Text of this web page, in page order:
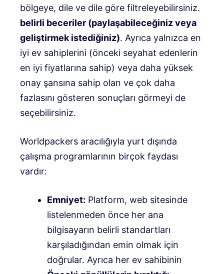
bölgeye, dile ve dile göre filtreleyebilirsiniz.
belirli beceriler (paylaşabileceğiniz veya
geliştirmek istediğiniz). Ayrıca yalnızca en
iyi ev sahiplerini (önceki seyahat edenlerin
en iyi fiyatlarına sahip) veya daha yüksek
onay şansına sahip olan ve çok daha
fazlasını gösteren sonuçları görmeyi de
seçebilirsiniz.
Worldpackers aracılığıyla yurt dışında
çalışma programlarının birçok faydası
vardır:
Emniyet: Platform, web sitesinde
listelenmeden önce her ana
bilgisayarın belirli standartları
karşıladığından emin olmak için
doğrular. Ayrıca her ev sahibinin